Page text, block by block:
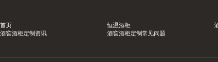
首页 恒温酒柜
酒窖酒柜定制资讯
酒窖酒柜定制常见问题